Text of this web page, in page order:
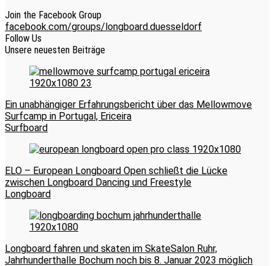
Join the Facebook Group
facebook.com/groups/longboard.duesseldorf
Follow Us
Unsere neuesten Beiträge
Ein unabhängiger Erfahrungsbericht über das Mellowmove
Surfcamp in Portugal, Ericeira
Surfboard
ELO – European Longboard Open schließt die Lücke
zwischen Longboard Dancing und Freestyle
Longboard
Longboard fahren und skaten im SkateSalon Ruhr,
Jahrhunderthalle Bochum noch bis 8. Januar 2023 möglich